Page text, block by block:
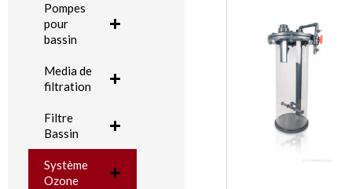
Pompes
pour
bassin
Media de
filtration
Filtre
Bassin
Système
Ozone
prix :
plusieurs
options
peuvent